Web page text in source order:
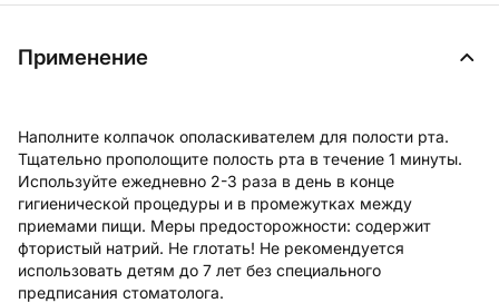
Применение
Наполните колпачок ополаскивателем для полости рта.
Тщательно прополощите полость рта в течение 1 минуты.
Используйте ежедневно 2-3 раза в день в конце
гигиенической процедуры и в промежутках между
приемами пищи. Меры предосторожности: содержит
фтористый натрий. Не глотать! Не рекомендуется
использовать детям до 7 лет без специального
предписания стоматолога.